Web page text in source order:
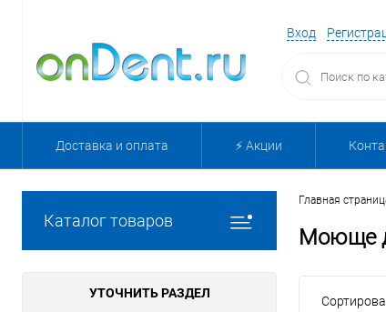
Вход
Доставка и оплата ⚡️ Акции
Каталог товаров
УТОЧНИТЬ РАЗДЕЛ
Главная
Моюще